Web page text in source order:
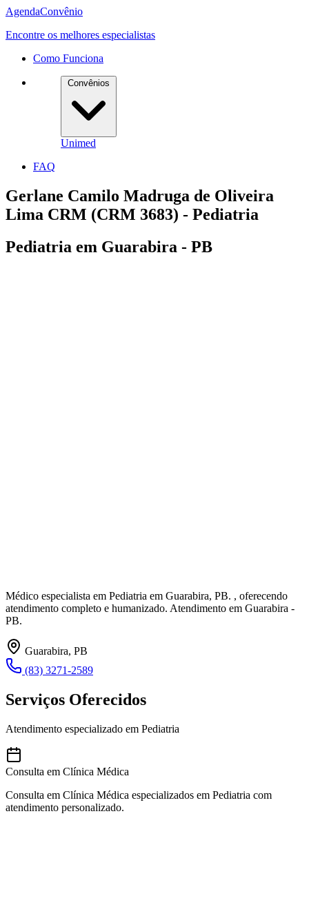
AgendaConvênio
Encontre os melhores especialistas
Como Funciona
Convênios
Unimed
FAQ
Gerlane Camilo Madruga de Oliveira
Lima CRM (CRM 3683) - Pediatria
Pediatria em Guarabira - PB
Médico especialista em Pediatria em Guarabira, PB. , oferecendo
atendimento completo e humanizado. Atendimento em Guarabira -
PB.
Guarabira, PB
(83) 3271-2589
Serviços Oferecidos
Atendimento especializado em Pediatria
Consulta em Clínica Médica
Consulta em Clínica Médica especializados em Pediatria com
atendimento personalizado.